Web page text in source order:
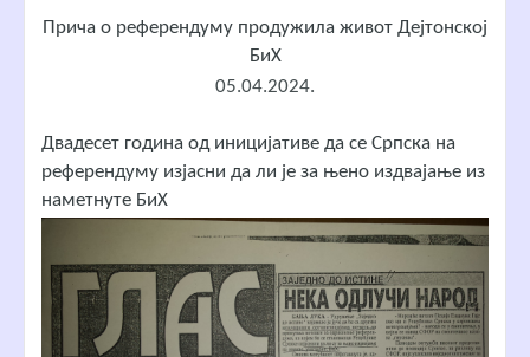
Прича о референдуму продужила живот Дејтонској
БиХ
05.04.2024.
Двадесет година од иницијативе да се Српска на
референдуму изјасни да ли је за њено издвајање из
наметнуте БиХ